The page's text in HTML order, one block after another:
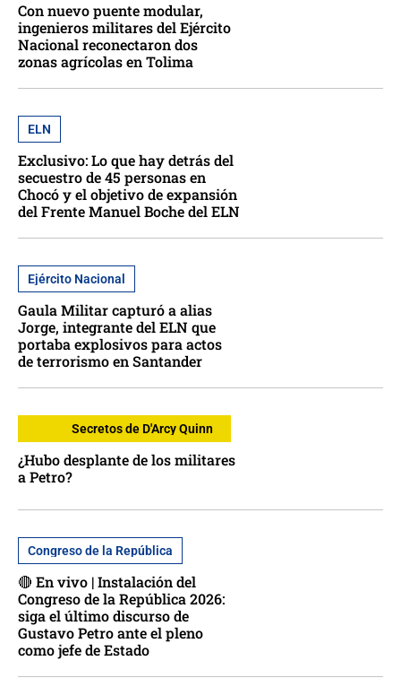
Con nuevo puente modular,
ingenieros militares del Ejército
Nacional reconectaron dos
zonas agrícolas en Tolima
ELN
Exclusivo: Lo que hay detrás del
secuestro de 45 personas en
Chocó y el objetivo de expansión
del Frente Manuel Boche del ELN
Ejército Nacional
Gaula Militar capturó a alias
Jorge, integrante del ELN que
portaba explosivos para actos
de terrorismo en Santander
Secretos de D'Arcy Quinn
¿Hubo desplante de los militares
a Petro?
Congreso de la República
🔴 En vivo | Instalación del
Congreso de la República 2026:
siga el último discurso de
Gustavo Petro ante el pleno
como jefe de Estado